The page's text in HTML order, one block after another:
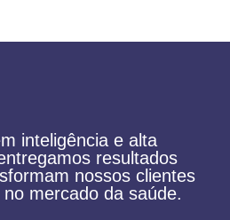
inteligência e alta
resultados
nossos clientes
mercado da saúde.